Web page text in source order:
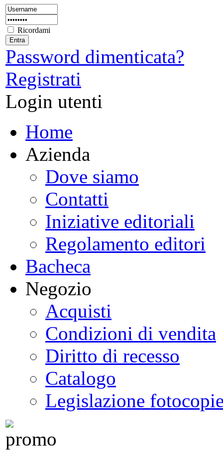
Ricordami
Password dimenticata?
Registrati
Login utenti
Home
Azienda
Dove siamo
Contatti
Iniziative editoriali
Regolamento editori
Bacheca
Negozio
Acquisti
Condizioni di vendita
Diritto di recesso
Catalogo
Legislazione